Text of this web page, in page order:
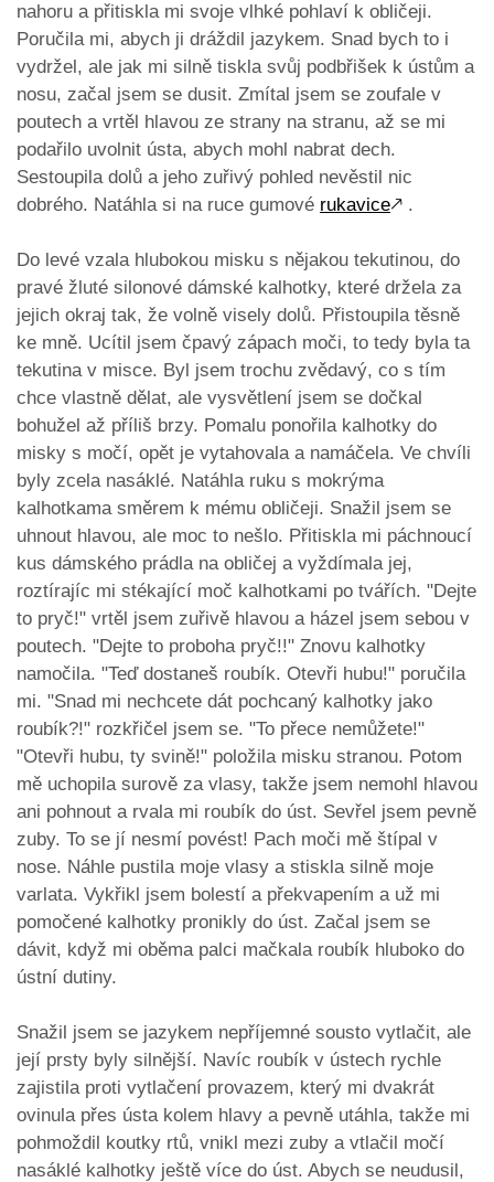
nahoru a přitiskla mi svoje vlhké pohlaví k obličeji.
Poručila mi, abych ji dráždil jazykem. Snad bych to i
vydržel, ale jak mi silně tiskla svůj podbřišek k ústům a
nosu, začal jsem se dusit. Zmítal jsem se zoufale v
poutech a vrtěl hlavou ze strany na stranu, až se mi
podařilo uvolnit ústa, abych mohl nabrat dech.
Sestoupila dolů a jeho zuřivý pohled nevěstil nic
dobrého. Natáhla si na ruce gumové rukavice🡕 .
Do levé vzala hlubokou misku s nějakou tekutinou, do
pravé žluté silonové dámské kalhotky, které držela za
jejich okraj tak, že volně visely dolů. Přistoupila těsně
ke mně. Ucítil jsem čpavý zápach moči, to tedy byla ta
tekutina v misce. Byl jsem trochu zvědavý, co s tím
chce vlastně dělat, ale vysvětlení jsem se dočkal
bohužel až příliš brzy. Pomalu ponořila kalhotky do
misky s močí, opět je vytahovala a namáčela. Ve chvíli
byly zcela nasáklé. Natáhla ruku s mokrýma
kalhotkama směrem k mému obličeji. Snažil jsem se
uhnout hlavou, ale moc to nešlo. Přitiskla mi páchnoucí
kus dámského prádla na obličej a vyždímala jej,
roztírajíc mi stékající moč kalhotkami po tvářích. "Dejte
to pryč!" vrtěl jsem zuřivě hlavou a házel jsem sebou v
poutech. "Dejte to proboha pryč!!" Znovu kalhotky
namočila. "Teď dostaneš roubík. Otevři hubu!" poručila
mi. "Snad mi nechcete dát pochcaný kalhotky jako
roubík?!" rozkřičel jsem se. "To přece nemůžete!"
"Otevři hubu, ty svině!" položila misku stranou. Potom
mě uchopila surově za vlasy, takže jsem nemohl hlavou
ani pohnout a rvala mi roubík do úst. Sevřel jsem pevně
zuby. To se jí nesmí povést! Pach moči mě štípal v
nose. Náhle pustila moje vlasy a stiskla silně moje
varlata. Vykřikl jsem bolestí a překvapením a už mi
pomočené kalhotky pronikly do úst. Začal jsem se
dávit, když mi oběma palci mačkala roubík hluboko do
ústní dutiny.
Snažil jsem se jazykem nepříjemné sousto vytlačit, ale
její prsty byly silnější. Navíc roubík v ústech rychle
zajistila proti vytlačení provazem, který mi dvakrát
ovinula přes ústa kolem hlavy a pevně utáhla, takže mi
pohmoždil koutky rtů, vnikl mezi zuby a vtlačil močí
nasáklé kalhotky ještě více do úst. Abych se neudusil,